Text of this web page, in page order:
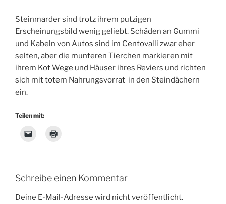
Steinmarder sind trotz ihrem putzigen
Erscheinungsbild wenig geliebt. Schäden an Gummi
und Kabeln von Autos sind im Centovalli zwar eher
selten, aber die munteren Tierchen markieren mit
ihrem Kot Wege und Häuser ihres Reviers und richten
sich mit totem Nahrungsvorrat in den Steindächern
ein.
Teilen mit:
Schreibe einen Kommentar
Deine E-Mail-Adresse wird nicht veröffentlicht.